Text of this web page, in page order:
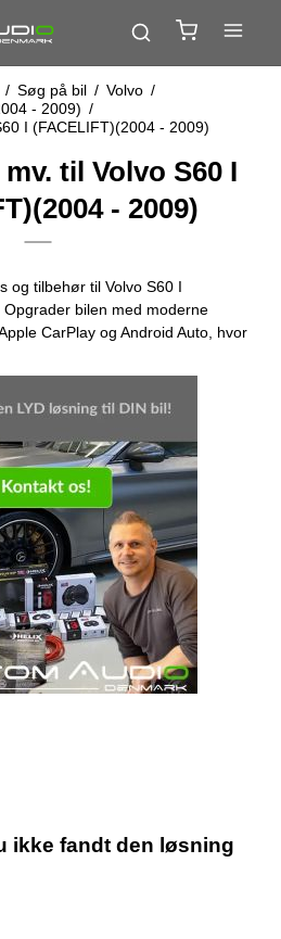
/ Søg på bil / Volvo /
- 2009) /
I (FACELIFT)(2004 - 2009)
til Volvo S60 I
- 2009)
og tilbehør til Volvo S60 I
bilen med moderne
CarPlay og Android Auto, hvor
ikke fandt den løsning